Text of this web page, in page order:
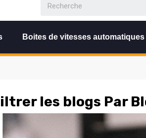
Boites de vitesses automatiques
les blogs Par